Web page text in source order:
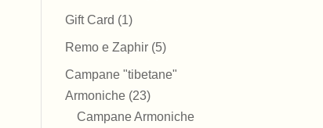
Gift Card 11
prodotto
Remo e Zaphir 55
prodotti
Campane "tibetane"
Armoniche 2323
prodotti
Campane Armoniche